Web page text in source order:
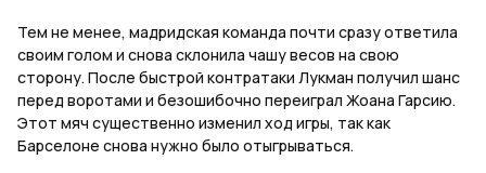
Тем не менее, мадридская команда почти сразу ответила
своим голом и снова склонила чашу весов на свою
сторону. После быстрой контратаки Лукман получил шанс
перед воротами и безошибочно переиграл Жоана Гарсию.
Этот мяч существенно изменил ход игры, так как
Барселоне снова нужно было отыгрываться.